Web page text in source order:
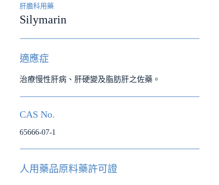
符
合
的
果
肝膽科用藥
Silymarin
適應症
治療慢性肝病、肝硬變及脂肪肝之佐藥。
CAS No.
65666-07-1
人用藥品原料藥許可證